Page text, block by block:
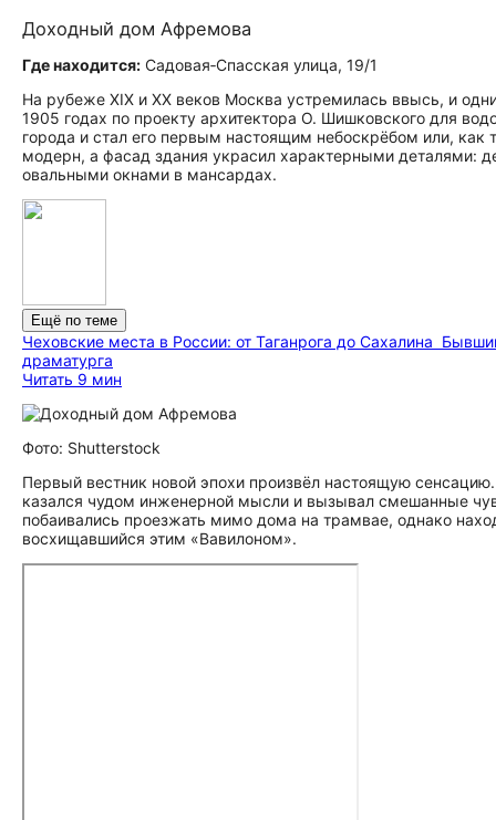
Доходный дом Афремова
Где находится: Садовая‑Спасская улица, 19/1
На рубеже XIX и XX веков Москва устремилась ввысь, и
1905 годах по проекту архитектора О. Шишковского для
города и стал его первым настоящим небоскрёбом или,
модерн, а фасад здания украсил характерными деталями:
овальными окнами в мансардах.
Ещё по теме
Чеховские места в России: от Таганрога до Сахалина
драматурга
Читать 9 мин
Фото: Shutterstock
Первый вестник новой эпохи произвёл настоящую
казался чудом инженерной мысли и вызывал смешанные
побаивались проезжать мимо дома на трамвае, однако
восхищавшийся этим «Вавилоном».